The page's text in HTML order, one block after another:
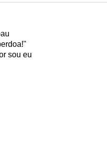
sou eu